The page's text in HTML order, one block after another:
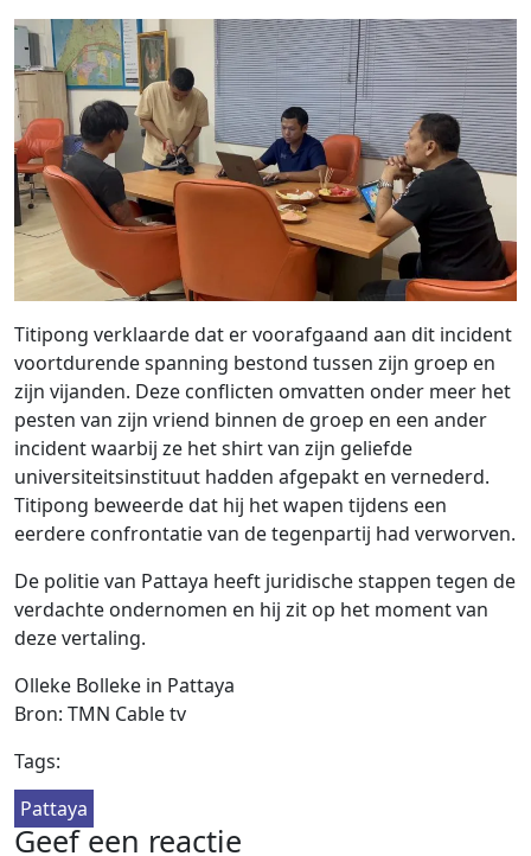
Titipong verklaarde dat er voorafgaand aan dit incident
voortdurende spanning bestond tussen zijn groep en
zijn vijanden. Deze conflicten omvatten onder meer het
pesten van zijn vriend binnen de groep en een ander
incident waarbij ze het shirt van zijn geliefde
universiteitsinstituut hadden afgepakt en vernederd.
Titipong beweerde dat hij het wapen tijdens een
eerdere confrontatie van de tegenpartij had verworven.
De politie van Pattaya heeft juridische stappen tegen de
verdachte ondernomen en hij zit op het moment van
deze vertaling.
Olleke Bolleke in Pattaya
Bron: TMN Cable tv
Tags:
Pattaya
Geef een reactie